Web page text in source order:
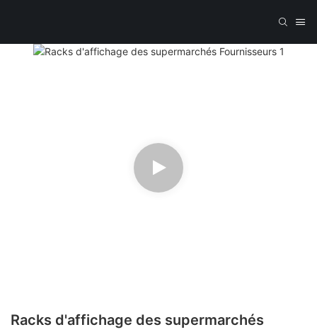
Racks d'affichage des supermarchés